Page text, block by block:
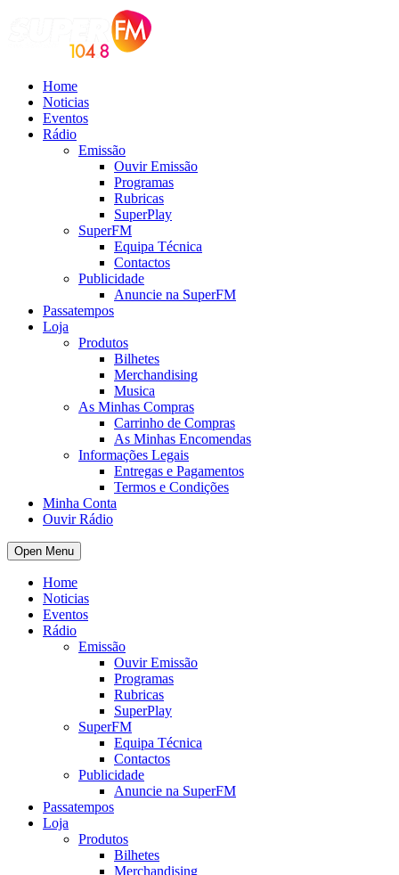
Home
Noticias
Eventos
Rádio
Emissão
Ouvir Emissão
Programas
Rubricas
SuperPlay
SuperFM
Equipa Técnica
Contactos
Publicidade
Anuncie na SuperFM
Passatempos
Loja
Produtos
Bilhetes
Merchandising
Musica
As Minhas Compras
Carrinho de Compras
As Minhas Encomendas
Informações Legais
Entregas e Pagamentos
Termos e Condições
Minha Conta
Ouvir Rádio
Open Menu
Home
Noticias
Eventos
Rádio
Emissão
Ouvir Emissão
Programas
Rubricas
SuperPlay
SuperFM
Equipa Técnica
Contactos
Publicidade
Anuncie na SuperFM
Passatempos
Loja
Produtos
Bilhetes
Merchandising